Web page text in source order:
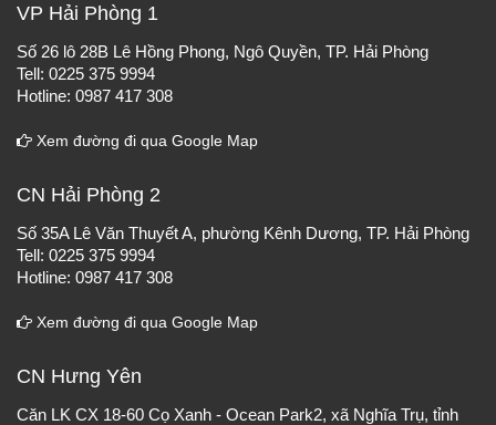
VP Hải Phòng 1
Số 26 lô 28B Lê Hồng Phong, Ngô Quyền, TP. Hải Phòng
Tell: 0225 375 9994
Hotline: 0987 417 308
Xem đường đi qua Google Map
CN Hải Phòng 2
Số 35A Lê Văn Thuyết A, phường Kênh Dương, TP. Hải Phòng
Tell: 0225 375 9994
Hotline: 0987 417 308
Xem đường đi qua Google Map
CN Hưng Yên
Căn LK CX 18-60 Cọ Xanh - Ocean Park2, xã Nghĩa Trụ, tỉnh